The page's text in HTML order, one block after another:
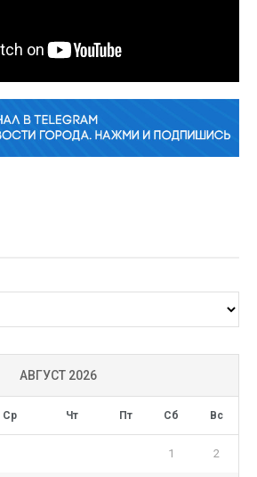
АВГУСТ 2026
Ср Чт Пт Сб Вс
1 2